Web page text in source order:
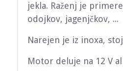
jekla. Raženj je
odojkov, jagenjčkov, ...
Narejen je iz inoxa,
Motor deluje na 12 V